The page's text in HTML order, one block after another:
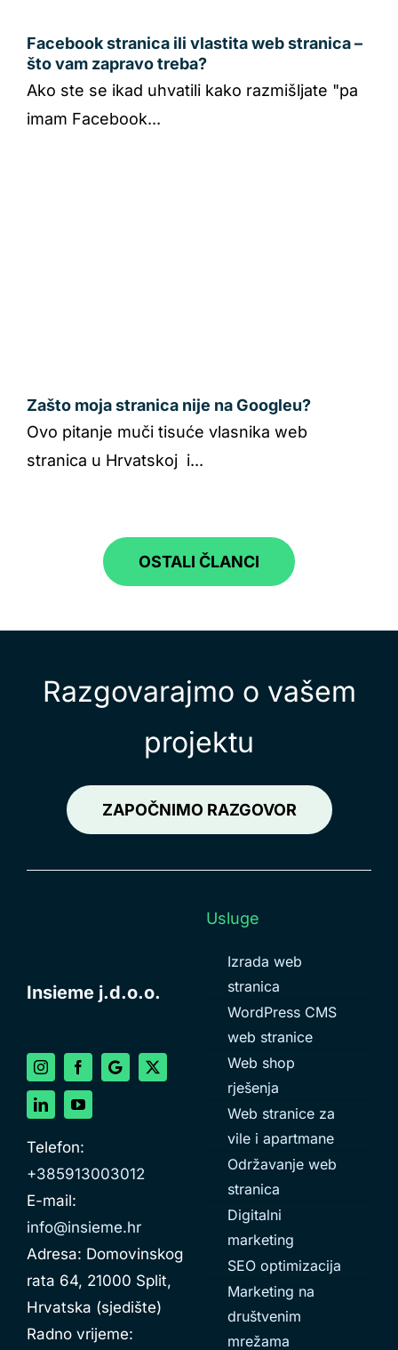
Facebook stranica ili vlastita web stranica –
što vam zapravo treba?
Ako ste se ikad uhvatili kako razmišljate "pa
imam Facebook...
Zašto moja stranica nije na Googleu?
Ovo pitanje muči tisuće vlasnika web
stranica u Hrvatskoj i...
OSTALI ČLANCI
Razgovarajmo o vašem
projektu
ZAPOČNIMO RAZGOVOR
Insieme j.d.o.o.
Telefon:
+385913003012
E-mail:
info@insieme.hr
Adresa: Domovinskog
rata 64, 21000 Split,
Hrvatska (sjedište)
Radno vrijeme:
Usluge
Izrada web
stranica
WordPress CMS
web stranice
Web shop
rješenja
Web stranice za
vile i apartmane
Održavanje web
stranica
Digitalni
marketing
SEO optimizacija
Marketing na
društvenim
mrežama